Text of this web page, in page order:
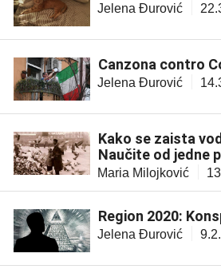
Jelena Đurović
Canzona contro
Jelena Đurović
Kako se zaista
Naučite od jedne
Maria Milojković
Region 2020:
Jelena Đurović